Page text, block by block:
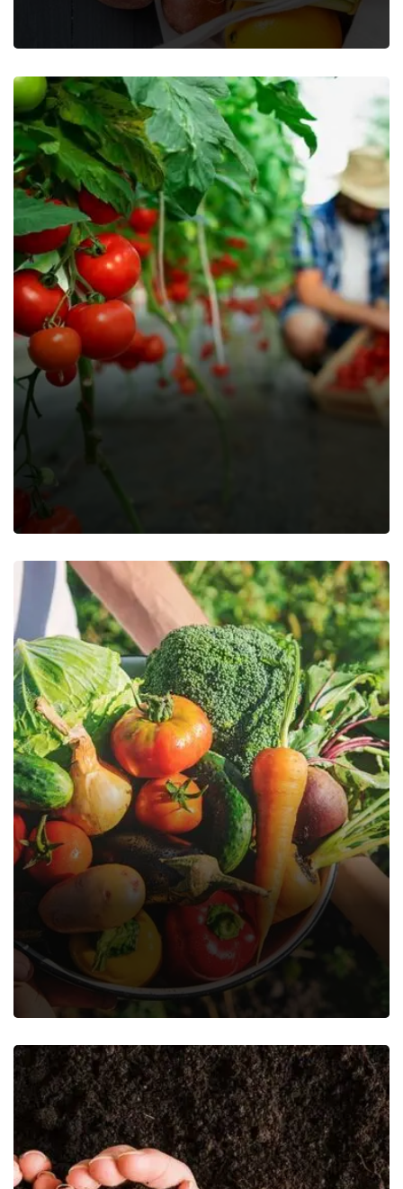
Organic Tomato Farm
Vegetables Their Hands